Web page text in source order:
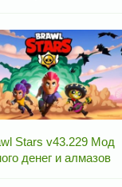
Stars v43.229 Мод
денег и алмазов